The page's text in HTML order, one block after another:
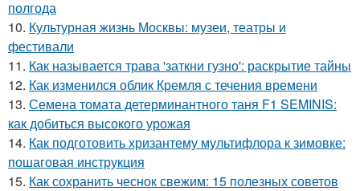
полгода
10. Культурная жизнь Москвы: музеи, театры и
фестивали
11. Как называется трава 'заткни гузно': раскрытие тайны
12. Как изменился облик Кремля с течения времени
13. Семена томата детерминантного таня F1 SEMINIS:
как добиться высокого урожая
14. Как подготовить хризантему мультифлора к зимовке:
пошаговая инструкция
15. Как сохранить чеснок свежим: 15 полезных советов